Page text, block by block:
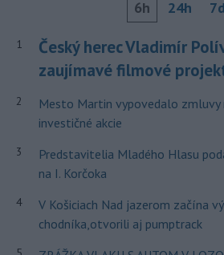
6h 24h 7d
1
Český herec Vladimír
zaujímavé filmové
2
Mesto Martin vypovedalo zmluvy
investičné akcie
3
Predstavitelia Mladého Hlasu
na I. Korčoka
4
V Košiciach Nad jazerom začína
chodníka,otvorili aj pumptrack